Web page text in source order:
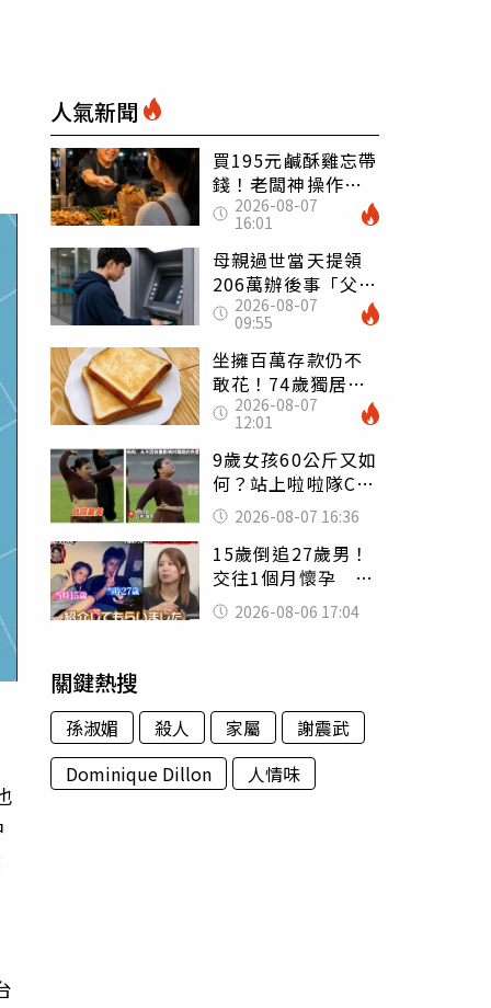
人氣新聞
買195元鹹酥雞忘帶
錢！老闆神操作
「倒找5元」 全網
看哭：這就是台灣
2026-08-07
16:01
母親過世當天提領
206萬辦後事「父子
遭判刑」 律師：
搶錢先下手是罪
2026-08-07
09:55
坐擁百萬存款仍不
敢花！74歲獨居翁
「1餐只吃1片吐
司」 半年後暴瘦
嚇壞女兒
2026-08-07
12:01
9歲女孩60公斤又如
何？站上啦啦隊C位
驚艷全場 千萬網
友被圈粉
2026-08-07 16:36
15歲倒追27歲男！
交往1個月懷孕 36
歲當阿嬤故事曝光
2026-08-06 17:04
關鍵熱搜
孫淑媚 殺人 家屬
謝震武
Dominique Dillon
人情味